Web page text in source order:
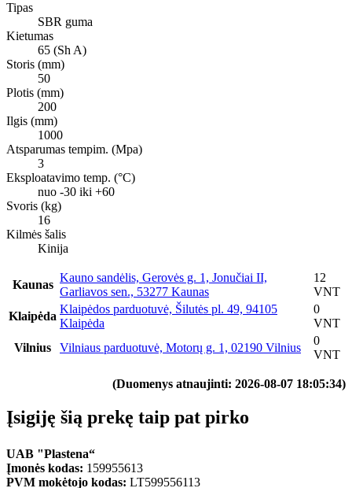
Tipas
SBR guma
Kietumas
65 (Sh A)
Storis (mm)
50
Plotis (mm)
200
Ilgis (mm)
1000
Atsparumas tempim. (Mpa)
3
Eksploatavimo temp. (°C)
nuo -30 iki +60
Svoris (kg)
16
Kilmės šalis
Kinija
Kaunas
Kauno sandėlis, Gerovės g. 1, Jonučiai II,
Garliavos sen., 53277 Kaunas
12
VNT
Klaipėda
Klaipėdos parduotuvė, Šilutės pl. 49, 94105
Klaipėda
0
VNT
Vilnius
Vilniaus parduotuvė, Motorų g. 1, 02190 Vilnius
0
VNT
(Duomenys atnaujinti: 2026-08-07 18:05:34)
Įsigiję šią prekę taip pat pirko
UAB "Plastena“
Įmonės kodas: 159955613
PVM mokėtojo kodas: LT599556113